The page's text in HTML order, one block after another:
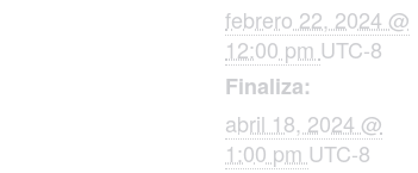
febrero 22, 2024 @
12:00 pm UTC-8
Finaliza:
abril 18, 2024 @
1:00 pm UTC-8